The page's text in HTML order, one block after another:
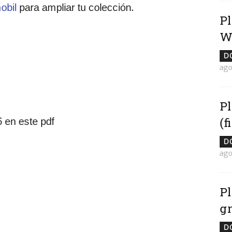
para ampliar tu colección.
en este pdf